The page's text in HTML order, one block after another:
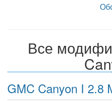
Все
GMC Canyon I 2.8